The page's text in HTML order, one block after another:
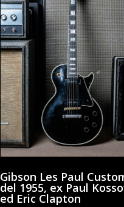
Gibson Les Paul
del 1955, ex Paul
ed Eric Clapton